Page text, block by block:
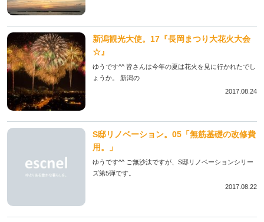
新潟観光大使。17『長岡まつり大花火大会
☆』
ゆうです^^ 皆さんは今年の夏は花火を見に行かれたでし
ょうか。 新潟の
2017.08.24
S邸リノベーション。05「無筋基礎の改修費
用。」
ゆうです^^ ご無沙汰ですが、S邸リノベーションシリー
ズ第5弾です。
2017.08.22